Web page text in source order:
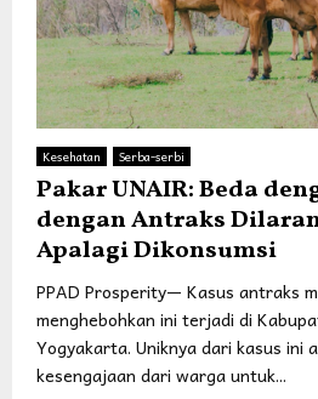
Kesehatan Serba-serbi
Pakar UNAIR: Beda
dengan Antraks
Apalagi Dikonsumsi
PPAD Prosperity— Kasus antraks
menghebohkan ini terjadi di
Yogyakarta. Uniknya dari kasus ini
kesengajaan dari warga untuk...